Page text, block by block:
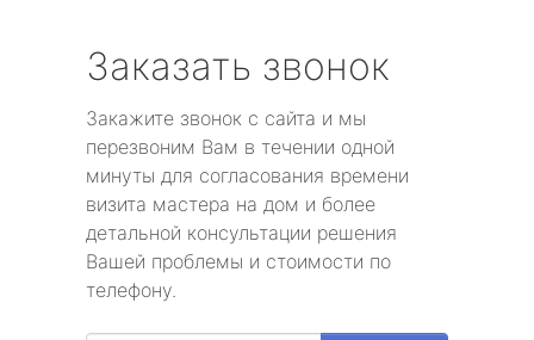
Заказать звонок
Закажите звонок с сайта и мы
перезвоним Вам в течении одной
минуты для согласования времени
визита мастера на дом и более
детальной консультации решения
Вашей проблемы и стоимости по
телефону.